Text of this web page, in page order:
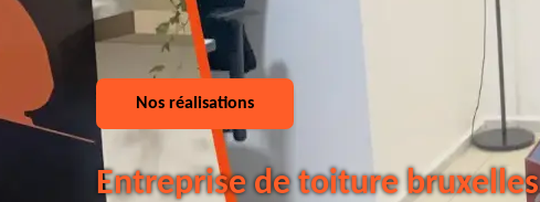
Nos réalisations
Entreprise de toiture bruxelles